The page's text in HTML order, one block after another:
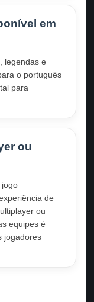
em
legendas e
o português
para
ou
jogo
de
ou
equipes é
jogadores